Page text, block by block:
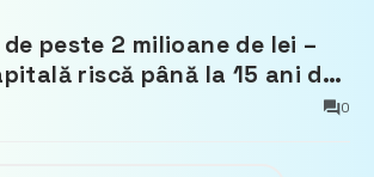
peste 2 milioane de lei –
riscă până la 15 ani de
0